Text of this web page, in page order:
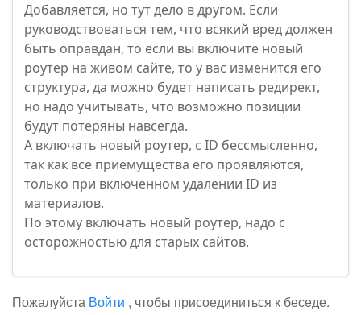
Добавляется, но тут дело в другом. Если
руководствоваться тем, что всякий вред должен
быть оправдан, то если вы включите новый
роутер на живом сайте, то у вас изменится его
структура, да можно будет написать редирект,
но надо учитывать, что возможно позиции
будут потеряны навсегда.
А включать новый роутер, с ID бессмысленно,
так как все приемущества его проявляются,
только при включенном удалении ID из
материалов.
По этому включать новый роутер, надо с
осторожностью для старых сайтов.
Пожалуйста Войти , чтобы присоединиться к беседе.